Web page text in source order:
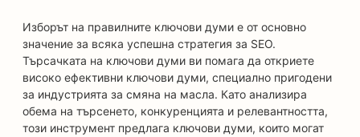
Изборът на правилните ключови думи е от основно
значение за всяка успешна стратегия за SEO.
Търсачката на ключови думи ви помага да откриете
високо ефективни ключови думи, специално пригодени
за индустрията за смяна на масла. Като анализира
обема на търсенето, конкуренцията и релевантността,
този инструмент предлага ключови думи, които могат